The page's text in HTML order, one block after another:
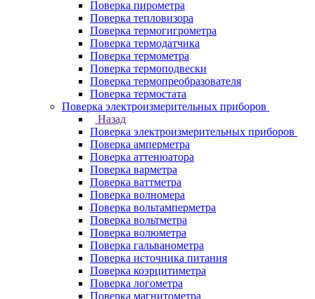
Поверка пирометра
Поверка тепловизора
Поверка термогигрометра
Поверка термодатчика
Поверка термометра
Поверка термоподвески
Поверка термопреобразователя
Поверка термостата
Поверка электроизмерительных приборов
Назад
Поверка электроизмерительных приборов
Поверка амперметра
Поверка аттенюатора
Поверка варметра
Поверка ваттметра
Поверка волномера
Поверка вольтамперметра
Поверка вольтметра
Поверка волюметра
Поверка гальванометра
Поверка источника питания
Поверка коэрцитиметра
Поверка логометра
Поверка магнитометра